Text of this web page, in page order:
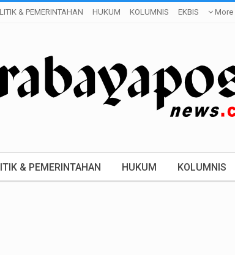
& PEMERINTAHAN HUKUM KOLUMNIS EKBIS More
& PEMERINTAHAN HUKUM KOLUMNIS